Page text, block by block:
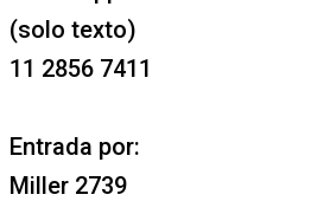
(solo texto)
11 2856 7411
Entrada por:
Miller 2739